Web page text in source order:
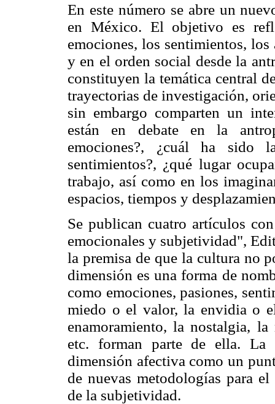
En este número se abre un
en México. El objetivo es
emociones, los sentimientos,
y en el orden social desde la
constituyen la temática central
trayectorias de investigación,
sin embargo comparten un
están en debate en la
emociones?, ¿cuál ha
sentimientos?, ¿qué lugar
trabajo, así como en los
espacios, tiempos y
Se publican cuatro artículos
emocionales y subjetividad",
la premisa de que la cultura no
dimensión es una forma de
como emociones, pasiones,
miedo o el valor, la envidia o
enamoramiento, la nostalgia,
etc. forman parte de ella.
dimensión afectiva como un
de nuevas metodologías para
de la subjetividad.